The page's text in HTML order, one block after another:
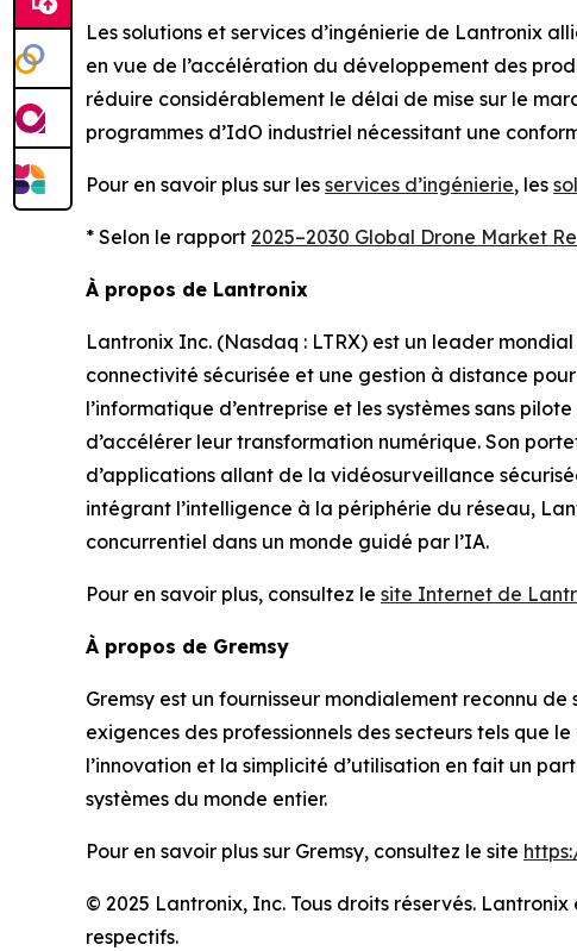
Les solutions et services d’ingénierie de Lantronix
en vue de l’accélération du développement des
réduire considérablement le délai de mise sur le
programmes d’IdO industriel nécessitant une
Pour en savoir plus sur les services d’ingénierie, les
* Selon le rapport 2025–2030 Global Drone Market
À propos de Lantronix
Lantronix Inc. (Nasdaq : LTRX) est un leader
connectivité sécurisée et une gestion à distance
l’informatique d’entreprise et les systèmes sans
d’accélérer leur transformation numérique. Son
d’applications allant de la vidéosurveillance
intégrant l’intelligence à la périphérie du réseau,
concurrentiel dans un monde guidé par l’IA.
Pour en savoir plus, consultez le site Internet de
À propos de Gremsy
Gremsy est un fournisseur mondialement reconnu
exigences des professionnels des secteurs tels que
l’innovation et la simplicité d’utilisation en fait un
systèmes du monde entier.
Pour en savoir plus sur Gremsy, consultez le site
© 2025 Lantronix, Inc. Tous droits réservés.
respectifs.